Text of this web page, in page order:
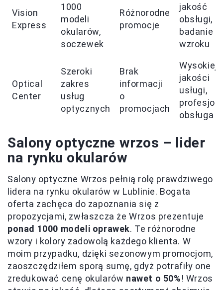
Vision
Express
1000
modeli
okularów,
soczewek
Różnorodne
promocje
jakość
obsługi,
badanie
wzroku
Optical
Center
Szeroki
zakres
usług
optycznych
Brak
informacji
o
promocjach
Wysokiej
jakości
usługi,
obsługa
Salony optyczne wrzos – lider
na rynku okularów
Salony optyczne Wrzos pełnią rolę prawdziwego
lidera na rynku okularów w Lublinie. Bogata
oferta zachęca do zapoznania się z
propozycjami, zwłaszcza że Wrzos prezentuje
ponad 1000 modeli oprawek. Te różnorodne
wzory i kolory zadowolą każdego klienta. W
moim przypadku, dzięki sezonowym promocjom,
zaoszczędziłem sporą sumę, gdyż potrafiły one
zredukować cenę okularów nawet o 50%! Wrzos